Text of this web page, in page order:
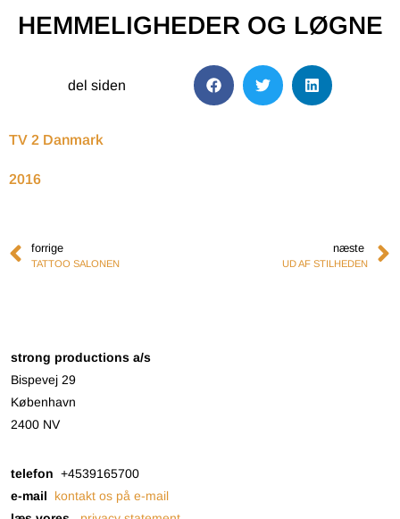
HEMMELIGHEDER OG LØGNE
del siden
TV 2 Danmark
2016
forrige
TATTOO SALONEN
næste
UD AF STILHEDEN
strong productions a/s
Bispevej 29
København
2400 NV
telefon +4539165700
e-mail kontakt os på e-mail